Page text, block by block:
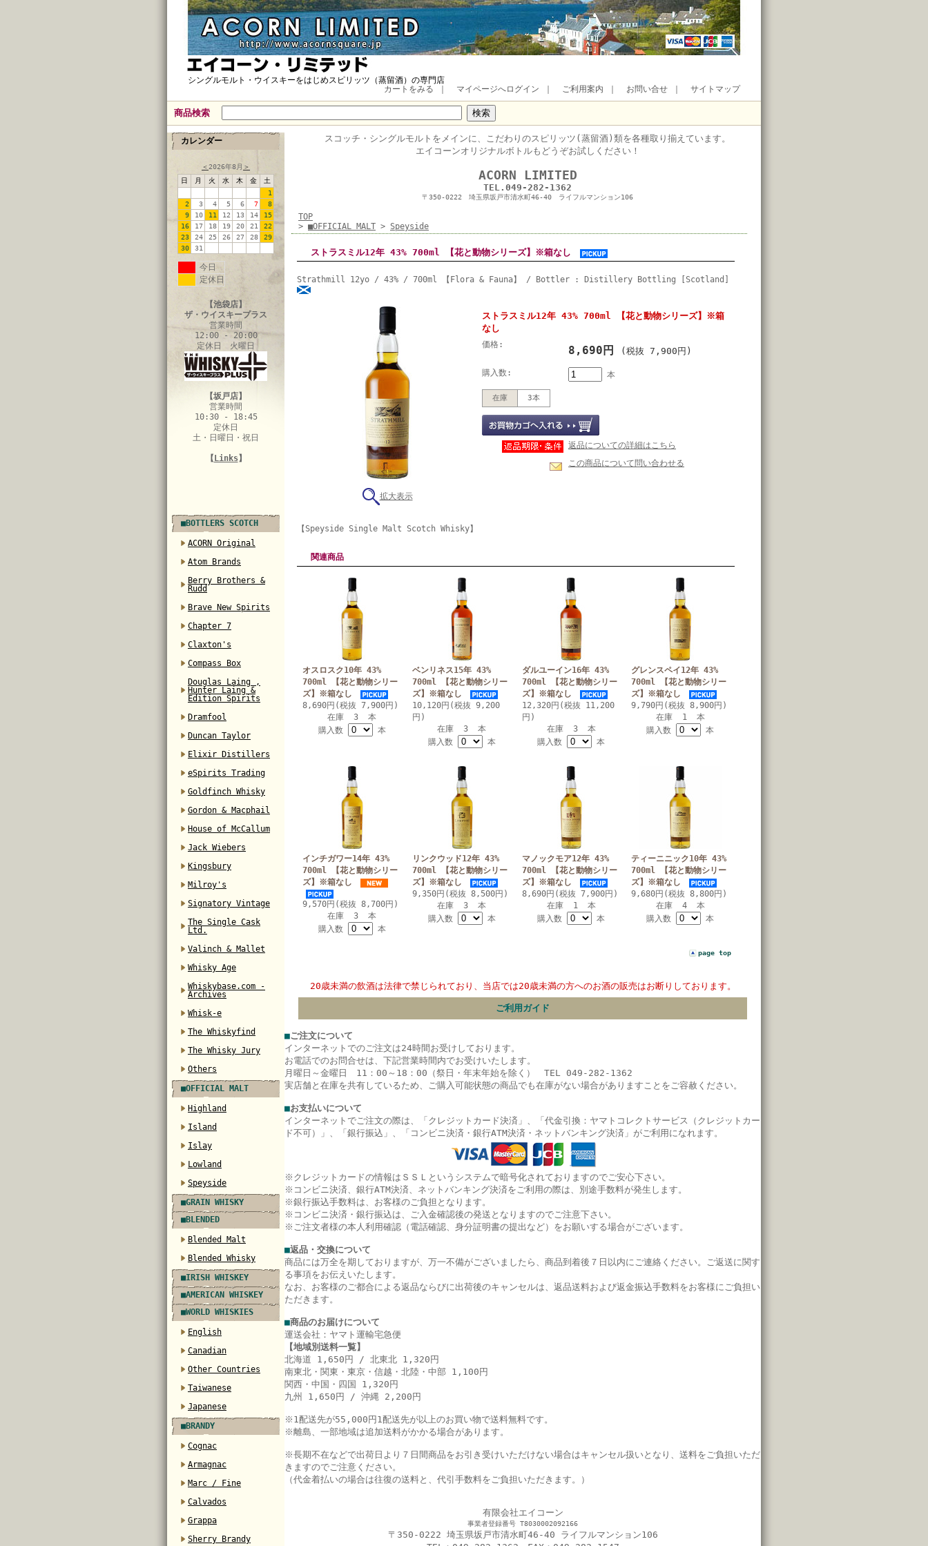
シングルモルト・ウイスキーをはじめスピリッツ（蒸留酒）の専門店
カートをみる
マイページへログイン ご利用案内 お問い合せ サイトマップ
商品検索
カレンダー
＜2026年8月 ＞
日
月 火 水 木 金
土
1
2
3 4 5 6 7
8
9
10 11 12 13 14
15
16
17 18 19 20 21
22
23
24 25 26 27 28
29
30
31
今日
定休日
【池袋店】
ザ・ウイスキープラス
営業時間
12:00 - 20:00
定休日 火曜日
【坂戸店】
営業時間
10:30 - 18:45
定休日
土・日曜日・祝日
【 Links】
■BOTTLERS SCOTCH
ACORN Original
Atom Brands
Berry Brothers &
Rudd
Brave New Spirits
Chapter 7
Claxton's
Compass Box
Douglas Laing ,
Hunter Laing &
Edition Spirits
Dramfool
Duncan Taylor
Elixir Distillers
eSpirits Trading
Goldfinch Whisky
Gordon & Macphail
House of McCallum
Jack Wiebers
Kingsbury
Milroy's
Signatory Vintage
The Single Cask
Ltd.
Valinch & Mallet
Whisky Age
Whiskybase.com -
Archives
Whisk-e
The Whiskyfind
The Whisky Jury
Others
■OFFICIAL MALT
Highland
Island
Islay
Lowland
Speyside
■GRAIN WHISKY
■BLENDED
Blended Malt
Blended Whisky
■IRISH WHISKEY
■AMERICAN WHISKEY
■WORLD WHISKIES
English
Canadian
Other Countries
Taiwanese
Japanese
■BRANDY
Cognac
Armagnac
Marc / Fine
Calvados
Grappa
Sherry Brandy
スコッチ・ シングルモルトをメインに、 こだわりのスピリッツ(蒸留酒)類を各種取り揃えています。
エイコーンオリジナルボトルもどうぞお試しください！
ACORN LIMITED
TEL.049-282-1362
〒350-0222 埼玉県坂戸市清水町46-40 ライフルマンション106
TOP
> ■OFFICIAL MALT > Speyside
ストラスミル12年 43% 700ml 【花と動物シリーズ】※箱なし
Strathmill 12yo / 43% / 700ml 【Flora & Fauna】 / Bottler : Distillery Bottling [Scotland]
拡大表示
ストラスミル12年 43% 700ml 【花と動物シリーズ】※箱
なし
価格: 8,690円 (税抜 7,900円)
購入数: 本
在庫 3本
返品についての詳細はこちら
この商品について問い合わせる
【Speyside Single Malt Scotch Whisky】
関連商品
オスロスク10年 43%
700ml 【花と動物シリー
ズ】※箱なし
8,690円(税抜 7,900円)
在庫 3 本
購入数
本
ベンリネス15年 43%
700ml 【花と動物シリー
ズ】※箱なし
10,120円(税抜 9,200
円)
在庫 3 本
購入数
本
ダルユーイン16年 43%
700ml 【花と動物シリー
ズ】※箱なし
12,320円(税抜 11,200
円)
在庫 3 本
購入数
本
グレンスペイ12年 43%
700ml 【花と動物シリー
ズ】※箱なし
9,790円(税抜 8,900円)
在庫 1 本
購入数
本
インチガワー14年 43%
700ml 【花と動物シリー
ズ】※箱なし
9,570円(税抜 8,700円)
在庫 3 本
購入数
本
リンクウッド12年 43%
700ml 【花と動物シリー
ズ】※箱なし
9,350円(税抜 8,500円)
在庫 3 本
購入数
本
マノックモア12年 43%
700ml 【花と動物シリー
ズ】※箱なし
8,690円(税抜 7,900円)
在庫 1 本
購入数
本
ティーニニック10年 43%
700ml 【花と動物シリー
ズ】※箱なし
9,680円(税抜 8,800円)
在庫 4 本
購入数
本
page top
20歳未満の飲酒は法律で禁じられており、当店では20歳未満の方へのお酒の販売はお断りしております。
ご利用ガイド
■ご注文について
インターネットでのご注文は24時間お受けしております。
お電話でのお問合せは、下記営業時間内でお受けいたします。
月曜日～金曜日 11：00～18：00（祭日・年末年始を除く） TEL 049-282-1362
実店舗と在庫を共有しているため、ご購入可能状態の商品でも在庫がない場合がありますことをご容赦ください。
■お支払いについて
インターネットでご注文の際は、「クレジットカード決済」、「代金引換：ヤマトコレクトサービス（クレジットカー
ド不可）」、
「銀行振込」、 「コンビニ決済・ 銀行ATM決済・ネットバンキング決済」 がご利用になれます。
※クレジットカードの情報はＳＳＬというシステムで暗号化されておりますのでご安心下さい。
※コンビニ決済、銀行ATM決済、ネットバンキング決済をご利用の際は、別途手数料が発生します。
※銀行振込手数料は、お客様のご負担となります。
※コンビニ決済・銀行振込は、ご入金確認後の発送となりますのでご注意下さい。
※ご注文者様の本人利用確認（電話確認、身分証明書の提出など）をお願いする場合がございます。
■返品・交換について
商品には万全を期しておりますが、万一不備がございましたら、商品到着後７日以内にご連絡ください。 ご返送に関す
る事項をお伝えいたします。
なお、お客様のご都合による返品ならびに出荷後のキャンセルは、返品送料および返金振込手数料をお客様にご負担い
ただきます。
■商品のお届けについて
運送会社：ヤマト運輸宅急便
【地域別送料一覧】
北海道 1,650円 / 北東北 1,320円
南東北・関東・東京・信越・北陸・中部 1,100円
関西・中国・四国 1,320円
九州 1,650円 / 沖縄 2,200円
※ 1配送先が55,000円1配送先が以上のお買い物で送料無料です。
※離島、一部地域は追加送料がかかる場合があります。
※長期不在などで出荷日より７日間商品をお引き受けいただけない場合はキャンセル扱いとなり、 送料をご負担いただ
きますのでご注意ください。
（代金着払いの場合は往復の送料と、代引手数料をご負担いただきます。）
有限会社エイコーン
事業者登録番号 T8030002092166
〒350-0222 埼玉県坂戸市清水町46-40 ライフルマンション106